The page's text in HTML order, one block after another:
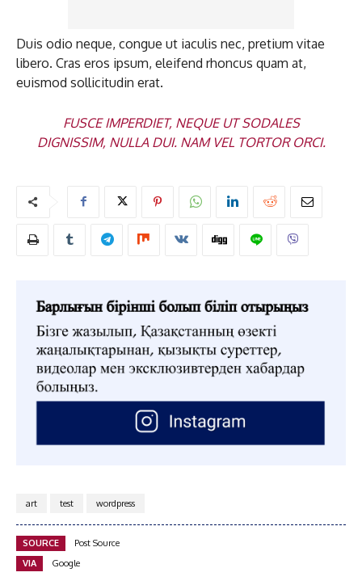
Duis odio neque, congue ut iaculis nec, pretium vitae
libero. Cras eros ipsum, eleifend rhoncus quam at,
euismod sollicitudin erat.
FUSCE IMPERDIET, NEQUE UT SODALES
DIGNISSIM, NULLA DUI. NAM VEL TORTOR ORCI.
art test wordpress
SOURCE
Post Source
VIA
Google